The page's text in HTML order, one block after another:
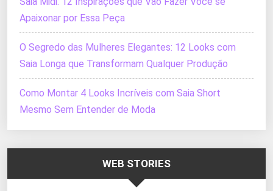
Apaixonar por Essa Peça
O Segredo das Mulheres Elegantes: 12 Looks com
Saia Longa que Transformam Qualquer Produção
Como Montar 4 Looks Incríveis com Saia Short
Mesmo Sem Entender de Moda
WEB STORIES